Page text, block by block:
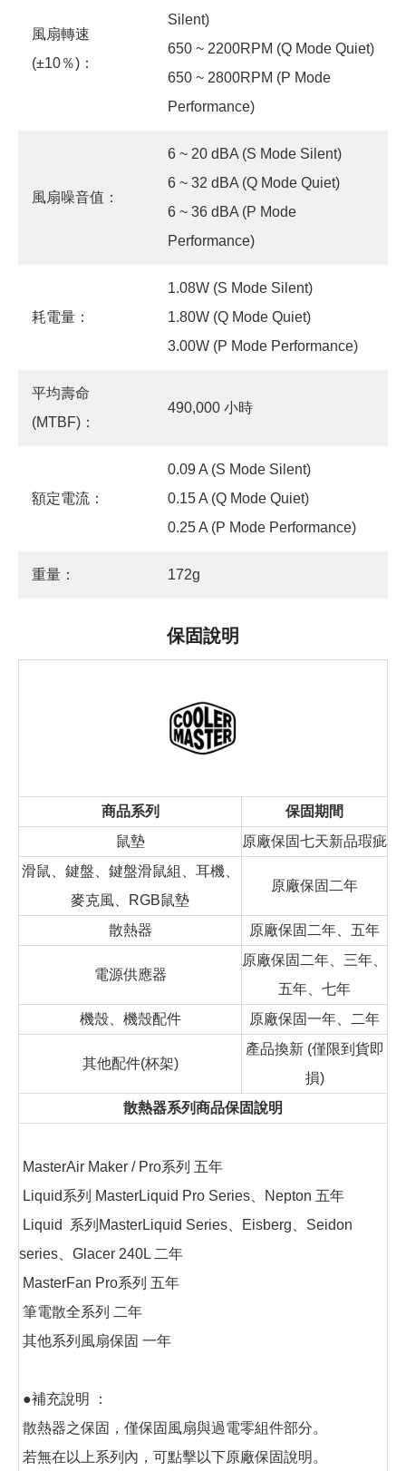
風扇轉速
(±10％)：
Silent)
650 ~ 2200RPM (Q Mode Quiet)
650 ~ 2800RPM (P Mode
Performance)
風扇噪音值：
6 ~ 20 dBA (S Mode Silent)
6 ~ 32 dBA (Q Mode Quiet)
6 ~ 36 dBA (P Mode
Performance)
耗電量：
1.08W (S Mode Silent)
1.80W (Q Mode Quiet)
3.00W (P Mode Performance)
平均壽命
(MTBF)：
490,000 小時
額定電流：
0.09 A (S Mode Silent)
0.15 A (Q Mode Quiet)
0.25 A (P Mode Performance)
重量： 172g
保固說明
商品系列
保固期間
鼠墊
原廠保固七天新品瑕疵
滑鼠、鍵盤、鍵盤滑鼠組、耳機、
麥克風、RGB鼠墊
原廠保固二年
散熱器 原廠保固二年、五年
電源供應器
原廠保固二年、三年、
五年、七年
機殼、機殼配件
原廠保固一年、二年
其他配件(杯架)
產品換新 (僅限到貨即
損)
散熱器系列商品保固說明
MasterAir Maker / Pro系列 五年
Liquid系列 MasterLiquid Pro Series、Nepton 五年
Liquid 系列MasterLiquid Series、Eisberg、Seidon
series、Glacer 240L 二年
MasterFan Pro系列 五年
筆電散全系列 二年
其他系列風扇保固 一年
●補充說明 ：
散熱器之保固，僅保固風扇與過電零組件部分。
若無在以上系列內，可點擊以下原廠保固說明。